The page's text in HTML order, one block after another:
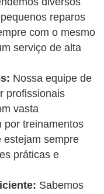
reparos
com o mesmo
serviço de alta
Nossa equipe de
profissionais
vasta
por treinamentos
estejam sempre
práticas e
Sabemos